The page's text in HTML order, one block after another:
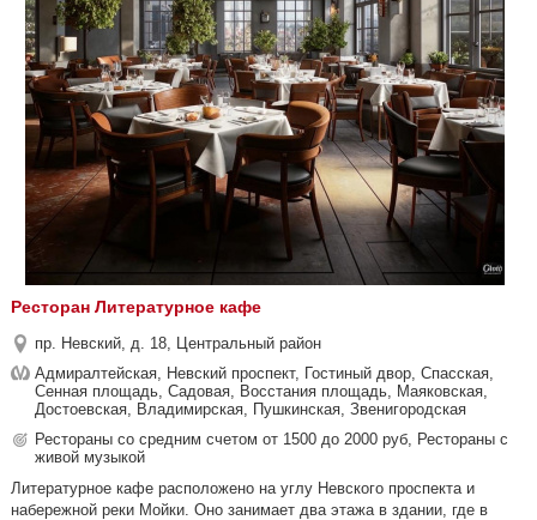
Ресторан Литературное кафе
пр. Невский, д. 18, Центральный район
Адмиралтейская, Невский проспект, Гостиный двор, Спасская,
Сенная площадь, Садовая, Восстания площадь, Маяковская,
Достоевская, Владимирская, Пушкинская, Звенигородская
Рестораны со средним счетом от 1500 до 2000 руб, Рестораны с
живой музыкой
Литературное кафе расположено на углу Невского проспекта и
набережной реки Мойки. Оно занимает два этажа в здании, где в